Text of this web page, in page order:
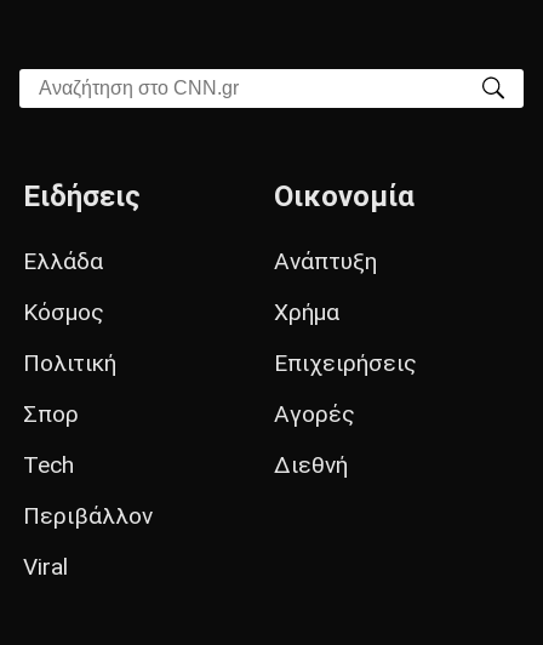
Αναζήτηση στο CNN.gr
Ειδήσεις
Ελλάδα
Κόσμος
Πολιτική
Σπορ
Tech
Περιβάλλον
Viral
Οικονομία
Ανάπτυξη
Χρήμα
Επιχειρήσεις
Αγορές
Διεθνή